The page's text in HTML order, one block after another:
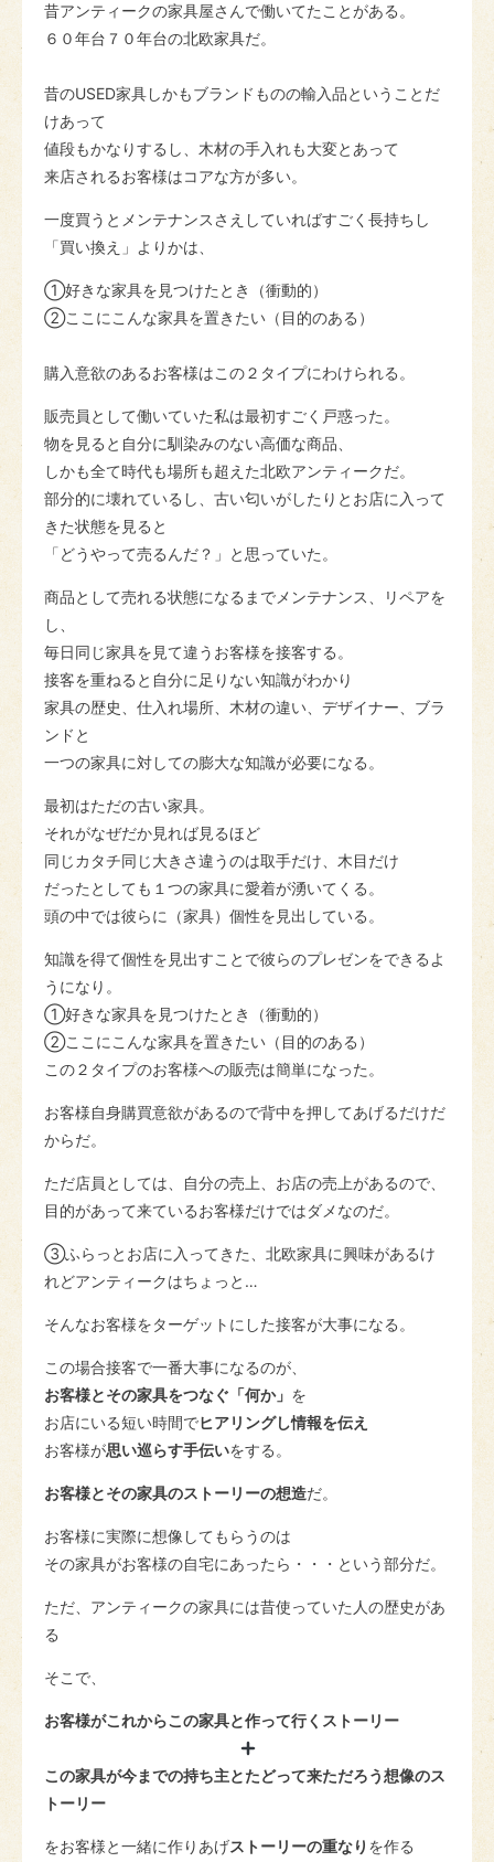
昔アンティークの家具屋さんで働いてたことがある。
６０年台７０年台の北欧家具だ。
昔のUSED家具しかもブランドものの輸入品ということだ
けあって
値段もかなりするし、木材の手入れも大変とあって
来店されるお客様はコアな方が多い。
一度買うとメンテナンスさえしていればすごく長持ちし
「買い換え」よりかは、
①好きな家具を見つけたとき（衝動的）
②ここにこんな家具を置きたい（目的のある）
購入意欲のあるお客様はこの２タイプにわけられる。
販売員として働いていた私は最初すごく戸惑った。
物を見ると自分に馴染みのない高価な商品、
しかも全て時代も場所も超えた北欧アンティークだ。
部分的に壊れているし、古い匂いがしたりとお店に入って
きた状態を見ると
「どうやって売るんだ？」と思っていた。
商品として売れる状態になるまでメンテナンス、リペアを
し、
毎日同じ家具を見て違うお客様を接客する。
接客を重ねると自分に足りない知識がわかり
家具の歴史、仕入れ場所、木材の違い、デザイナー、ブラ
ンドと
一つの家具に対しての膨大な知識が必要になる。
最初はただの古い家具。
それがなぜだか見れば見るほど
同じカタチ同じ大きさ違うのは取手だけ、木目だけ
だったとしても１つの家具に愛着が湧いてくる。
頭の中では彼らに（家具）個性を見出している。
知識を得て個性を見出すことで彼らのプレゼンをできるよ
うになり。
①好きな家具を見つけたとき（衝動的）
②ここにこんな家具を置きたい（目的のある）
この２タイプのお客様への販売は簡単になった。
お客様自身購買意欲があるので背中を押してあげるだけだ
からだ。
ただ店員としては、自分の売上、お店の売上があるので、
目的があって来ているお客様だけではダメなのだ。
③ふらっとお店に入ってきた、北欧家具に興味があるけ
れどアンティークはちょっと…
そんなお客様をターゲットにした接客が大事になる。
この場合接客で一番大事になるのが、
お客様とその家具をつなぐ「何か」 を
お店にいる短い時間でヒアリングし情報を伝え
お客様が思い巡らす手伝いをする。
お客様とその家具のストーリーの想造だ。
お客様に実際に想像してもらうのは
その家具がお客様の自宅にあったら・・・という部分だ。
ただ、アンティークの家具には昔使っていた人の歴史があ
る
そこで、
お客様がこれからこの家具と作って行くストーリー
この家具が今までの持ち主とたどって来ただろう想像のス
トーリー
をお客様と一緒に作りあげストーリーの重なり を作る